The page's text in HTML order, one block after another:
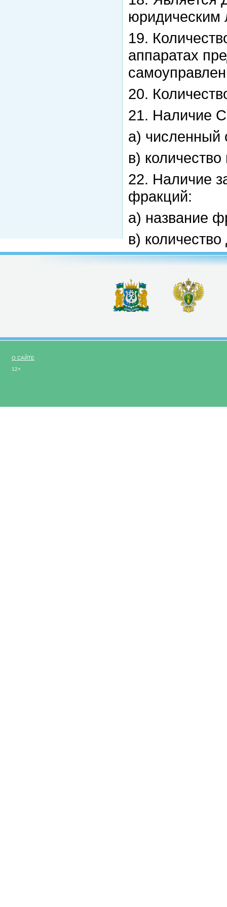
юридическим
19.
аппаратах
20.
21. Наличие
а) численный
в)
22. Наличие
фракций:
а) название
в)
О САЙТЕ
12+